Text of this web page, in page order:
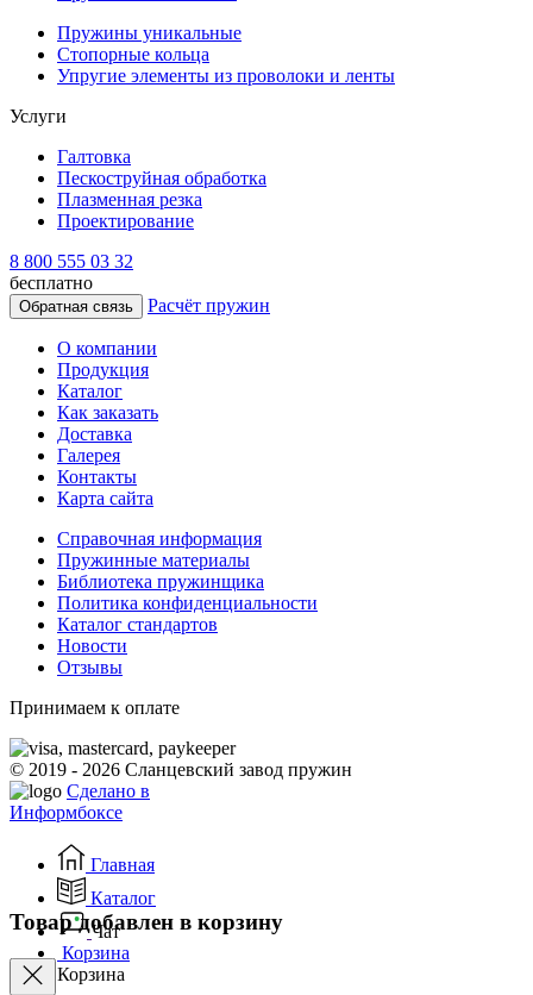
Пружины уникальные
Стопорные кольца
Упругие элементы из проволоки и ленты
Услуги
Галтовка
Пескоструйная обработка
Плазменная резка
Проектирование
8 800 555 03 32
бесплатно
Обратная связь Расчёт пружин
О компании
Продукция
Каталог
Как заказать
Доставка
Галерея
Контакты
Карта сайта
Справочная информация
Пружинные материалы
Библиотека пружинщика
Политика конфиденциальности
Каталог стандартов
Новости
Отзывы
Принимаем к оплате
© 2019 - 2026 Сланцевский завод пружин
Сделано в
Информбоксе
Главная
Каталог
Чат
Корзина
Корзина
Товар добавлен в корзину